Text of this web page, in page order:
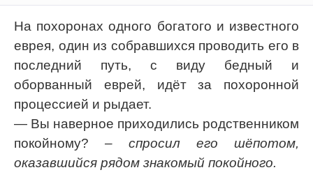
На похоронах одного богатого и известного
еврея, один из собравшихся проводить его в
последний путь, с виду бедный и
оборванный еврей, идёт за похоронной
процессией и рыдает.
— Вы наверное приходились родственником
покойному? – спросил его шёпотом,
оказавшийся рядом знакомый покойного.